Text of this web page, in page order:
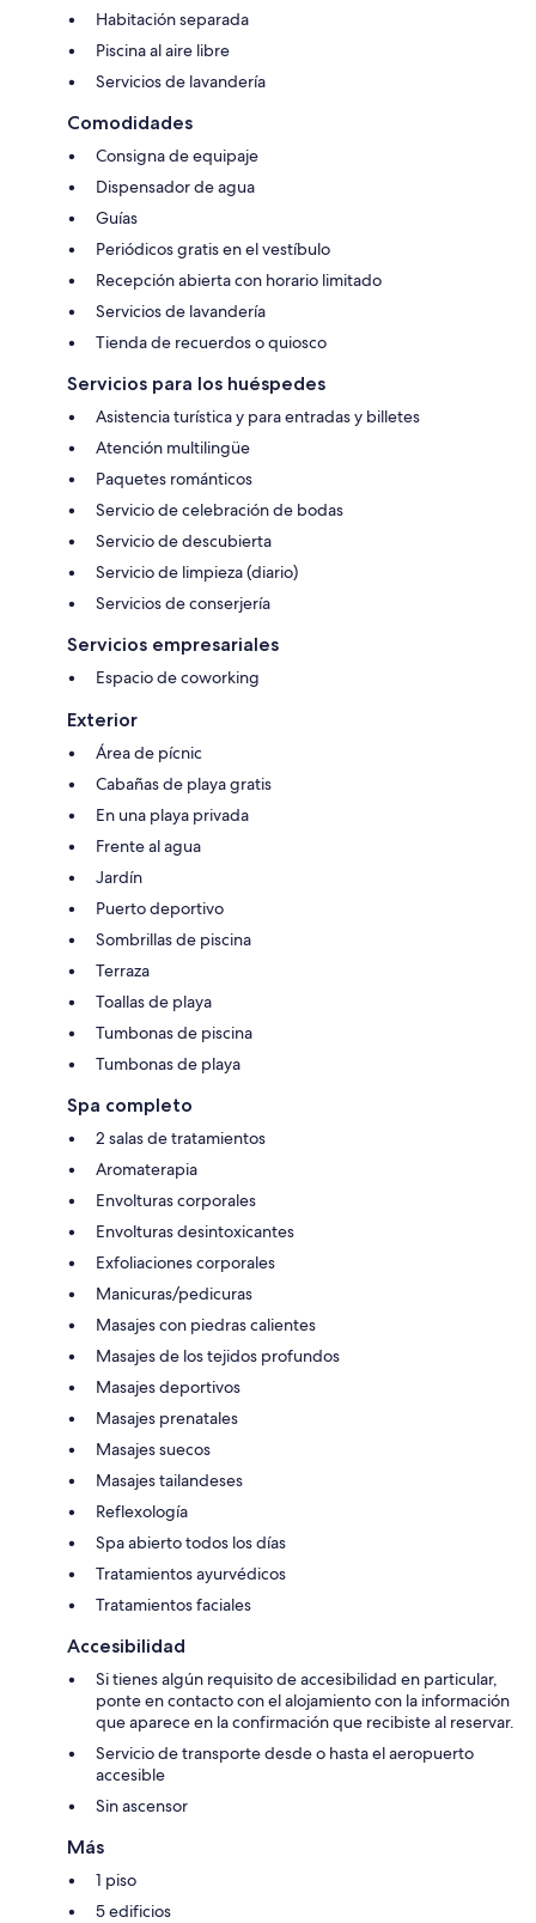
Habitación separada
Piscina al aire libre
Servicios de lavandería
Comodidades
Consigna de equipaje
Dispensador de agua
Guías
Periódicos gratis en el vestíbulo
Recepción abierta con horario limitado
Servicios de lavandería
Tienda de recuerdos o quiosco
Servicios para los huéspedes
Asistencia turística y para entradas y billetes
Atención multilingüe
Paquetes románticos
Servicio de celebración de bodas
Servicio de descubierta
Servicio de limpieza (diario)
Servicios de conserjería
Servicios empresariales
Espacio de coworking
Exterior
Área de pícnic
Cabañas de playa gratis
En una playa privada
Frente al agua
Jardín
Puerto deportivo
Sombrillas de piscina
Terraza
Toallas de playa
Tumbonas de piscina
Tumbonas de playa
Spa completo
2 salas de tratamientos
Aromaterapia
Envolturas corporales
Envolturas desintoxicantes
Exfoliaciones corporales
Manicuras/pedicuras
Masajes con piedras calientes
Masajes de los tejidos profundos
Masajes deportivos
Masajes prenatales
Masajes suecos
Masajes tailandeses
Reflexología
Spa abierto todos los días
Tratamientos ayurvédicos
Tratamientos faciales
Accesibilidad
Si tienes algún requisito de accesibilidad en particular,
ponte en contacto con el alojamiento con la información
que aparece en la confirmación que recibiste al reservar.
Servicio de transporte desde o hasta el aeropuerto
accesible
Sin ascensor
Más
1 piso
5 edificios